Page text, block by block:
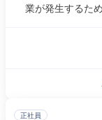
業が発生するた
正社員